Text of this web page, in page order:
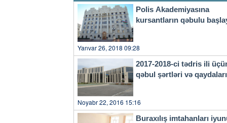
Polis Akademiyasına
kursantların qəbulu
Yanvar 26, 2018 09:28
2017-2018-ci tədris ili
qəbul şərtləri və
Noyabr 22, 2016 15:16
Buraxılış imtahanları